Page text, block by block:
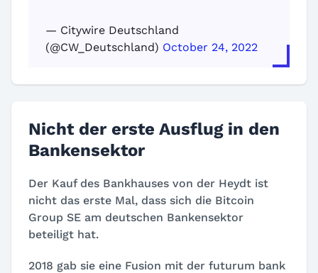
— Citywire Deutschland
(@CW_Deutschland) October 24, 2022
Nicht der erste Ausflug in den
Bankensektor
Der Kauf des Bankhauses von der Heydt ist
nicht das erste Mal, dass sich die Bitcoin
Group SE am deutschen Bankensektor
beteiligt hat.
2018 gab sie eine Fusion mit der futurum bank